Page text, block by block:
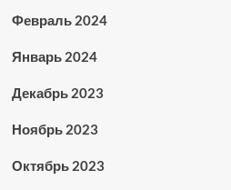
Февраль 2024
Январь 2024
Декабрь 2023
Ноябрь 2023
Октябрь 2023